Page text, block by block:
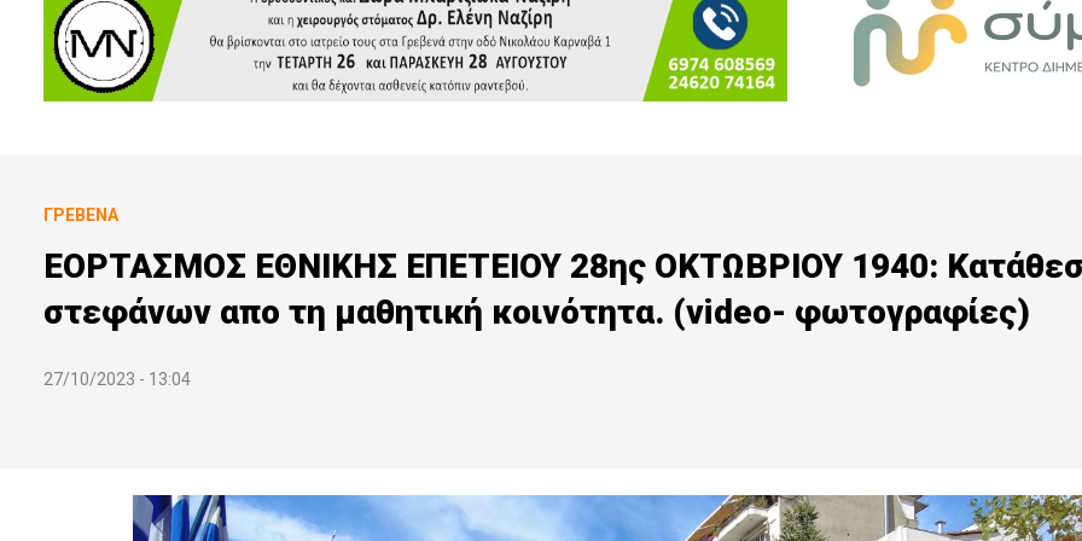
ΓΡΕΒΕΝΆ
ΕΟΡΤΑΣΜΟΣ ΕΘΝΙΚΗΣ ΕΠΕΤΕΙΟΥ 28ης ΟΚΤΩΒΡΙΟΥ 1940:
στεφάνων απο τη μαθητική κοινότητα. (video- φωτογραφίες)
27/10/2023 - 13:04